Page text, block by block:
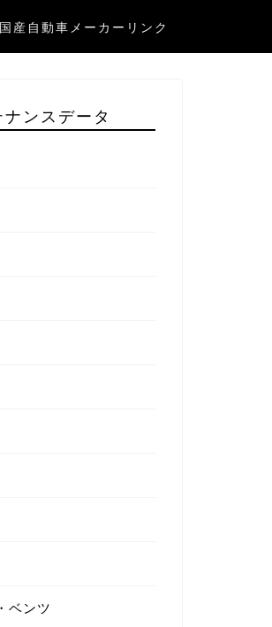
国産自動車メーカーリンク
ンスデータ
ベンツ